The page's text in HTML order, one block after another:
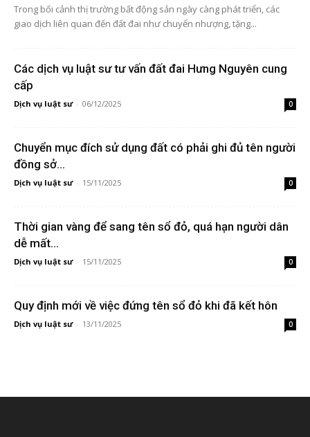
Trong bối cảnh thị trường bất động sản ngày càng phát triển, các
giao dịch liên quan đến đất đai như chuyển nhượng, tặng...
Các dịch vụ luật sư tư vấn đất đai Hưng Nguyên cung
cấp
Dịch vụ luật sư - 06/12/2025 0
Chuyển mục đích sử dụng đất có phải ghi đủ tên người
đồng sở...
Dịch vụ luật sư - 15/11/2025 0
Thời gian vàng để sang tên sổ đỏ, quá hạn người dân
dễ mất...
Dịch vụ luật sư - 15/11/2025 0
Quy định mới về việc đứng tên sổ đỏ khi đã kết hôn
Dịch vụ luật sư - 13/11/2025 0